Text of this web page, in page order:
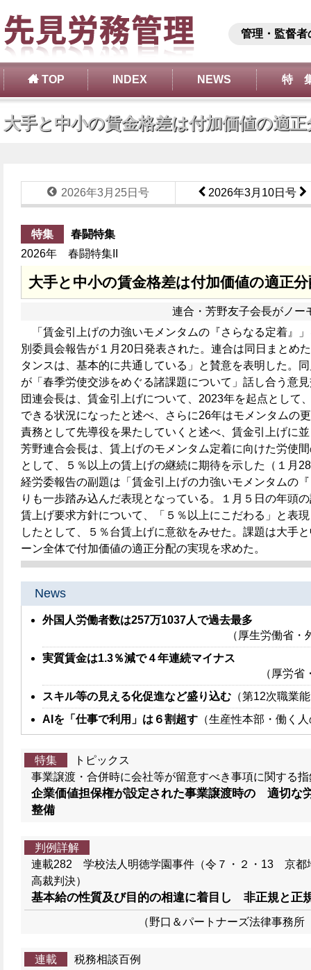
管理・監督者
TOP INDEX NEWS 特
大手と中小の賃金格差は付加価値の適
2026年3月25日号 2026年3月10日号
特集
春闘特集
2026年 春闘特集II
大手と中小の賃金格差は付加価値の適正
連合・芳野友子会長がノー
「賃金引上げの力強いモメンタムの『さらなる定着』
別委員会報告が１月20日発表された。連合は同日まとめ
タンスは、基本的に共通している」と賛意を表明した。
が「春季労使交渉をめぐる諸課題について」話し合う意
団連会長は、賃金引上げについて、2023年を起点として
できる状況になったと述べ、さらに26年はモメンタムの
責務として先導役を果たしていくと述べ、賃金引上げに
芳野連合会長は、賃上げのモメンタム定着に向けた労使
として、５％以上の賃上げの継続に期待を示した（１月
経労委報告の副題は「賃金引上げの力強いモメンタムの
りも一歩踏み込んだ表現となっている。１月５日の年頭
賃上げ要求方針について、「５％以上にこだわる」と表
したとして、５％台賃上げに意欲をみせた。課題は大手
ーン全体で付加価値の適正分配の実現を求めた。
News
外国人労働者数は257万1037人で過去最多
（厚生労働省
実質賃金は1.3％減で４年連続マイナス
（厚労
スキル等の見える化促進など盛り込む （第12次職業
AIを「仕事で利用」は６割超す （生産性本部・働く
特集
トピックス
事業譲渡・合併時に会社等が留意すべき事項に関する
企業価値担保権が設定された事業譲渡時の 適切な
整備
判例詳解
連載282 学校法人明徳学園事件（令７・２・13 京
高裁判決）
基本給の性質及び目的の相違に着目し 非正規と正
（野口＆パートナーズ法律事
連載
税務相談百例